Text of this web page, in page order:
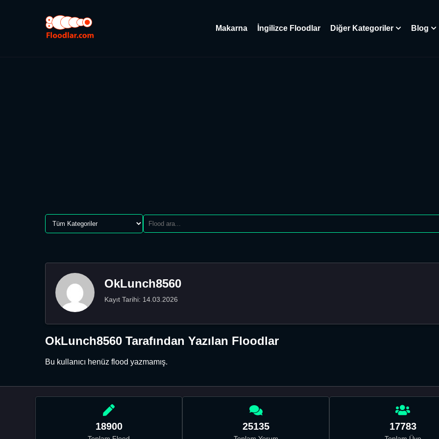
Makarna İngilizce Floodlar Diğer Kategoriler Blog
OkLunch8560
Kayıt Tarihi: 14.03.2026
OkLunch8560 Tarafından Yazılan Floodlar
Bu kullanıcı henüz flood yazmamış.
18900 25135 17783